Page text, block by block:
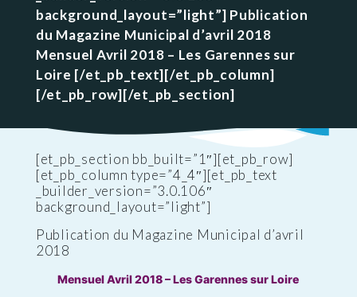
background_layout=”light”] Publication
du Magazine Municipal d’avril 2018
Mensuel Avril 2018 – Les Garennes sur
Loire [/et_pb_text][/et_pb_column]
[/et_pb_row][/et_pb_section]
[et_pb_section bb_built=”1″][et_pb_row]
[et_pb_column type=”4_4″][et_pb_text
_builder_version=”3.0.106″
background_layout=”light”]
Publication du Magazine Municipal d’avril
2018
Mensuel Avril 2018 – Les Garennes sur Loire